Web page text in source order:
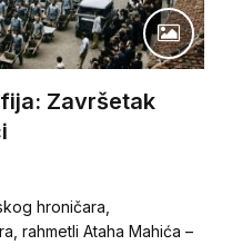
Završetak
hroničara,
rahmetli Ataha Mahića –